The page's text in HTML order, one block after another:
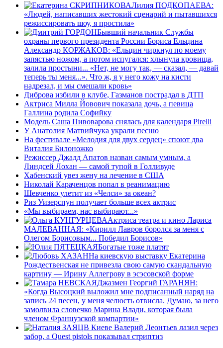
Лилия ПОДКОПАЕВА:
«Людей, написавших жестокий сценарий и пытавшихся
режиссировать шоу, я простила»
Бывший начальник Службы
охраны первого президента России Бориса Ельцина
Александр КОРЖАКОВ: «Ельцин чиркнул по моему
запястью ножом, а потом испугался: хлынула кровища,
залила простыни... «Нет, не могу так, — сказал, — давай
теперь ты меня...». Что ж, я у него кожу на кисти
надрезал, и мы смешали кровь»
Диброва избили в клубе, Газманов пострадал в ДТП
Актриса Милла Йовович показала дочь, а певица
Галлина родила Софийку
Модель Саша Пивоварова снялась для календаря Pirelli
У Анатолия Матвийчука украли песню
На фестивале «Мелодия для двух сердец» споют два
Виталия Билоножко
Режиссер Джадд Апатов назван самым умным, а
Линдсей Лохан — самой тупой в Голливуде
Хабенский увез жену на лечение в США
Николай Караченцов попал в реанимацию
Шевченко улетит из «Челси» за океан?
Риз Уизерспун получает больше всех актрис
«Мы выбираем, нас выбирают...»
Актриса театра и кино Лариса
МАЛЕВАННАЯ: «Кирилл Лавров боролся за меня с
Олегом Борисовым... Победил Борисов»
Богатые тоже платят
На киевскую выставку Екатерина
Рождественская не привезла свою самую скандальную
картину — Ирину Аллегрову в эсэсовской форме
Джазмен Георгий ГАРАНЯН:
«Когда Высоцкий выложил мне подписанный наряд на
запись 24 песен, у меня челюсть отвисла. Думаю, за него
замолвила словечко Марина Влади, которая была
членом Французской компартии»
В Киеве Валерий Леонтьев лазил через
забор, а Quest pistols показывал стриптиз